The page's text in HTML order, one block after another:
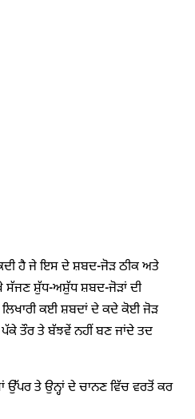
ਹੈ ਜੇ ਇਸ ਦੇ ਸ਼ਬਦ-ਜੋੜ ਠੀਕ ਅਤੇ
ਸੱਜਣ ਸ਼ੁੱਧ-ਅਸ਼ੁੱਧ ਸ਼ਬਦ-ਜੋੜਾਂ ਦੀ
ਕਈ ਸ਼ਬਦਾਂ ਦੇ ਕਦੇ ਕੋਈ ਜੋੜ
ਤੌਰ ਤੇ ਬੱਝਵੇਂ ਨਹੀਂ ਬਣ ਜਾਂਦੇ ਤਦ
ਉੱਪਰ ਤੇ ਉਨ੍ਹਾਂ ਦੇ ਚਾਨਣ ਵਿੱਚ ਵਰਤੋਂ ਕਰ